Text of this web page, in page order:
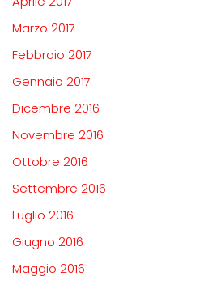
Marzo 2017
Febbraio 2017
Gennaio 2017
Dicembre 2016
Novembre 2016
Ottobre 2016
Settembre 2016
Luglio 2016
Giugno 2016
Maggio 2016